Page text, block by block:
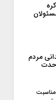
مردم